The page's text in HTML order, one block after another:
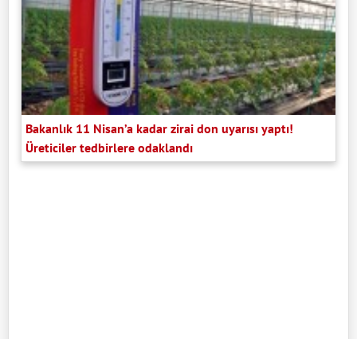
Bakanlık 11 Nisan’a kadar zirai don uyarısı yaptı!
Üreticiler tedbirlere odaklandı